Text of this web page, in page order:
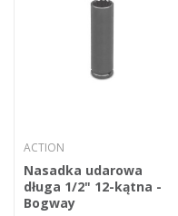
ACTION
Nasadka udarowa
długa 1/2" 12-kątna -
Bogway